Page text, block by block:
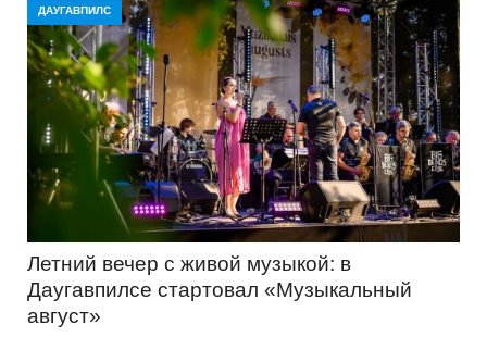
ДАУГАВПИЛС
Летний вечер с живой музыкой: в
Даугавпилсе стартовал «Музыкальный
август»